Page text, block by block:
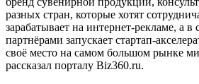
разных стран, которые хотят
зарабатывает на интернет-рекламе, а в
партнёрами запускает стартап-
своё место на самом большом рынке
рассказал порталу Biz360.ru.